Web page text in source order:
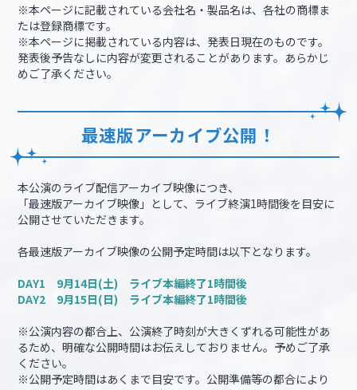
※本ページに記載されている会社名・製品名は、各社の商標ま
たは登録商標です。
※本ページに掲載されている内容は、発表日現在のものです。
発表後予告なしに内容が変更されることがあります。あらかじ
めご了承ください。
最速版アーカイブ公開！
本公演のライブ配信アーカイブ映像につき、
「最速版アーカイブ映像」として、ライブ終演1時間後を目安に
公開させていただきます。
各最速版アーカイブ映像の公開予定時間は以下となります。
DAY1 9月14日(土) ライブ本編終了1時間後
DAY2 9月15日(日) ライブ本編終了1時間後
※公演内容の都合上、公演終了時刻が大きくずれる可能性があ
るため、明確な公開時間はお伝えしておりません。予めご了承
ください。
※公開予定時間はあくまで目安です。公開準備等の都合により